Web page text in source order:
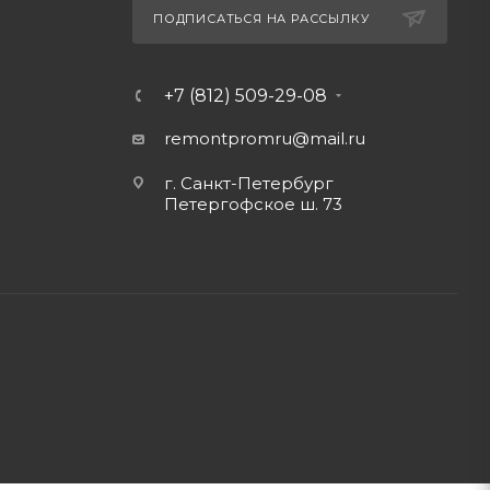
ПОДПИСАТЬСЯ НА РАССЫЛКУ
+7 (812) 509-29-08
remontpromru@mail.ru
г. Санкт-Петербург
Петергофское ш. 73